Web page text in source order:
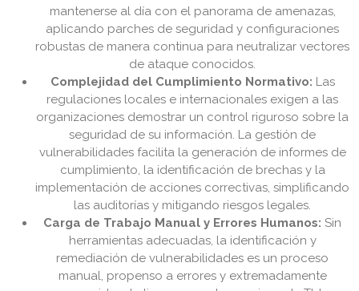
mantenerse al día con el panorama de amenazas,
aplicando parches de seguridad y configuraciones
robustas de manera continua para neutralizar vectores
de ataque conocidos.
Complejidad del Cumplimiento Normativo: Las
regulaciones locales e internacionales exigen a las
organizaciones demostrar un control riguroso sobre la
seguridad de su información. La gestión de
vulnerabilidades facilita la generación de informes de
cumplimiento, la identificación de brechas y la
implementación de acciones correctivas, simplificando
las auditorías y mitigando riesgos legales.
Carga de Trabajo Manual y Errores Humanos: Sin
herramientas adecuadas, la identificación y
remediación de vulnerabilidades es un proceso
manual, propenso a errores y extremadamente